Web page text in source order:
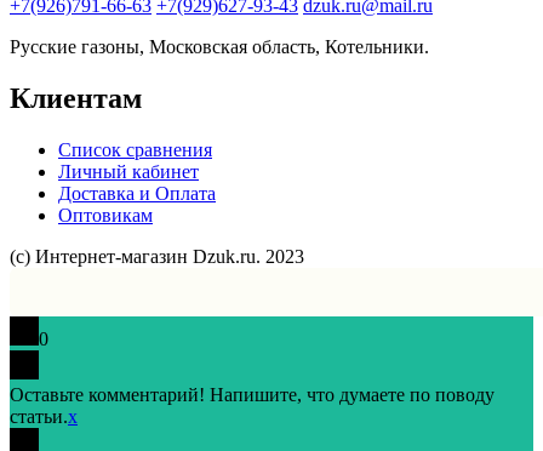
+7(926)791-66-63 +7(929)627-93-43 dzuk.ru@mail.ru
Русские газоны, Московская область, Котельники.
Клиентам
Список сравнения
Личный кабинет
Доставка и Оплата
Оптовикам
(с) Интернет-магазин Dzuk.ru. 2023
0
Оставьте комментарий! Напишите, что думаете по поводу
статьи.x